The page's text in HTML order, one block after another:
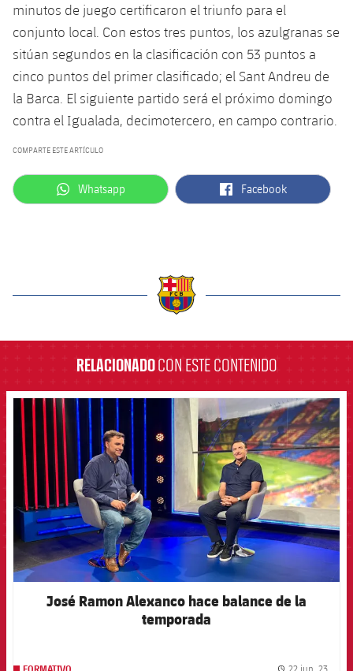
minutos de juego certificaron el triunfo para el
conjunto local. Con estos tres puntos, los azulgranas se
sitúan segundos en la clasificación con 53 puntos a
cinco puntos del primer clasificado; el Sant Andreu de
la Barca. El siguiente partido será el próximo domingo
contra el Igualada, decimotercero, en campo contrario.
COMPARTE ESTE ARTÍCULO
label.aria.whatsapp
Whatsapp label.aria.facebook
Facebook
RELACIONADOCON ESTE CONTENIDO
FCB Barcelona badge
José Ramon Alexanco hace balance de la
temporada
22 jun. 23